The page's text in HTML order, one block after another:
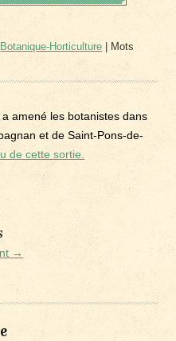
Botanique-Horticulture | Mots
amené les botanistes dans
et de Saint-Pons-de-
de cette sortie.
→